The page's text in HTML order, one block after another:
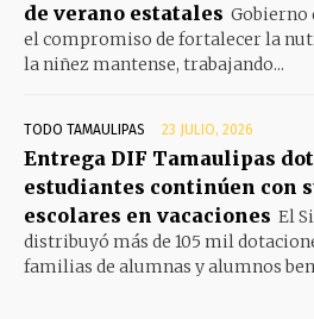
de verano estatales Gobierno
el compromiso de fortalecer la
la niñez mantense, trabajando...
TODO TAMAULIPAS 23 JULIO, 2026
Entrega DIF Tamaulipas
estudiantes continúen con
escolares en vacaciones El
distribuyó más de 105 mil
familias de alumnas y alumnos